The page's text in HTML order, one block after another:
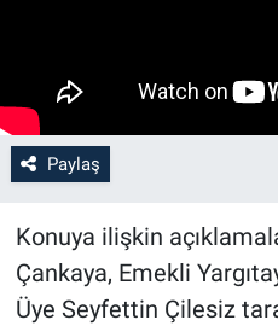
Paylaş
Konuya ilişkin
Çankaya, Emekli
Üye Seyfettin Çilesiz